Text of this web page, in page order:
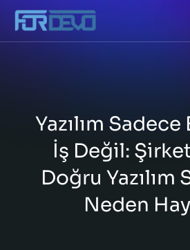
Yazılım
İş Değil:
Doğru Yazılım
Neden